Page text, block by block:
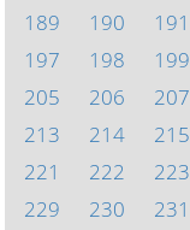
189
190 191
197
198 199
205
206 207
213
214 215
221
222 223
229
230 231